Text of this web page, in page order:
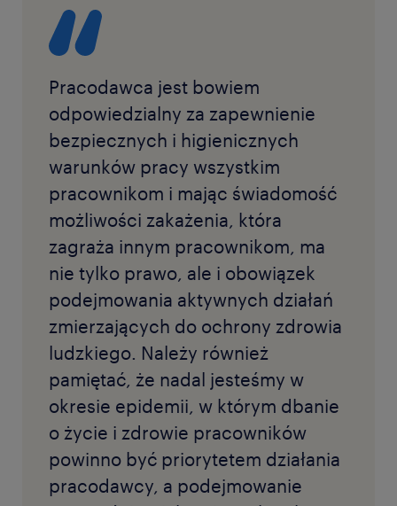
Pracodawca jest bowiem
odpowiedzialny za zapewnienie
bezpiecznych i higienicznych
warunków pracy wszystkim
pracownikom i mając świadomość
możliwości zakażenia, która
zagraża innym pracownikom, ma
nie tylko prawo, ale i obowiązek
podejmowania aktywnych działań
zmierzających do ochrony zdrowia
ludzkiego. Należy również
pamiętać, że nadal jesteśmy w
okresie epidemii, w którym dbanie
o życie i zdrowie pracowników
powinno być priorytetem działania
pracodawcy, a podejmowanie